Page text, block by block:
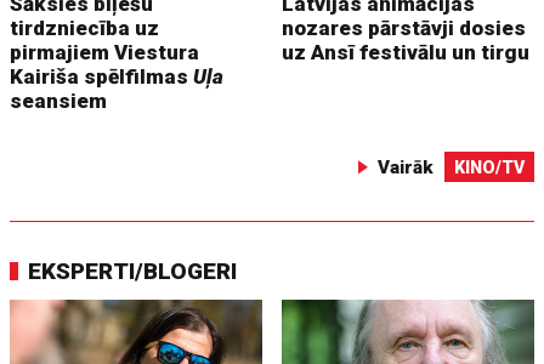
tirdzniecība uz
pirmajiem Viestura
Kairiša spēlfilmasUļa
seansiem
nozares pārstāvji dosies
uz Ansī festivālu un tirgu
Vairāk KINO/TV
EKSPERTI/BLOGERI